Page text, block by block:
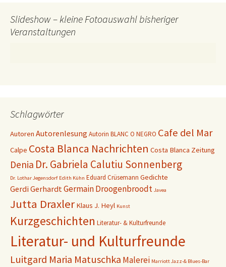
Slideshow – kleine Fotoauswahl bisheriger
Veranstaltungen
Schlagwörter
Autoren Autorenlesung Autorin BLANC O NEGRO Cafe del Mar
Calpe Costa Blanca Nachrichten Costa Blanca Zeitung
Denia Dr. Gabriela Calutiu Sonnenberg
Dr. Lothar Jegensdorf Edith Kühn Eduard Crüsemann Gedichte
Gerdi GerhardtGermain Droogenbroodt Javea
Jutta Draxler Klaus J. Heyl Kunst
Kurzgeschichten Literatur- & Kulturfreunde
Literatur- und Kulturfreunde
Luitgard Maria Matuschka Malerei Marriott Jazz-& Blues-Bar